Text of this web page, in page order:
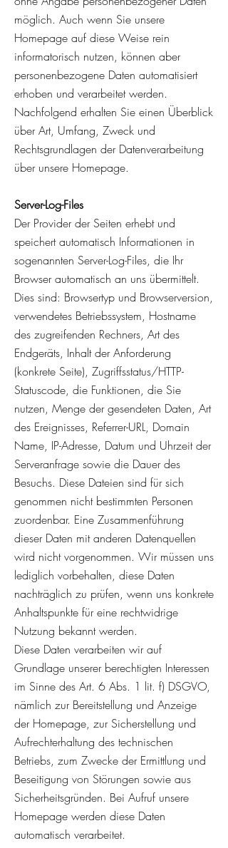
möglich. Auch wenn Sie unsere
Homepage auf diese Weise rein
informatorisch nutzen, können aber
personenbezogene Daten automatisiert
erhoben und verarbeitet werden.
Nachfolgend erhalten Sie einen Überblick
über Art, Umfang, Zweck und
Rechtsgrundlagen der Datenverarbeitung
über unsere Homepage.
Server-Log-Files
Der Provider der Seiten erhebt und
speichert automatisch Informationen in
sogenannten Server-Log-Files, die Ihr
Browser automatisch an uns übermittelt.
Dies sind: Browsertyp und Browserversion,
verwendetes Betriebssystem, Hostname
des zugreifenden Rechners, Art des
Endgeräts, Inhalt der Anforderung
(konkrete Seite), Zugriffsstatus/HTTP-
Statuscode, die Funktionen, die Sie
nutzen, Menge der gesendeten Daten, Art
des Ereignisses, Referrer-URL, Domain
Name, IP-Adresse, Datum und Uhrzeit der
Serveranfrage sowie die Dauer des
Besuchs. Diese Dateien sind für sich
genommen nicht bestimmten Personen
zuordenbar. Eine Zusammenführung
dieser Daten mit anderen Datenquellen
wird nicht vorgenommen. Wir müssen uns
lediglich vorbehalten, diese Daten
nachträglich zu prüfen, wenn uns konkrete
Anhaltspunkte für eine rechtwidrige
Nutzung bekannt werden.
Diese Daten verarbeiten wir auf
Grundlage unserer berechtigten Interessen
im Sinne des Art. 6 Abs. 1 lit. f) DSGVO,
nämlich zur Bereitstellung und Anzeige
der Homepage, zur Sicherstellung und
Aufrechterhaltung des technischen
Betriebs, zum Zwecke der Ermittlung und
Beseitigung von Störungen sowie aus
Sicherheitsgründen. Bei Aufruf unsere
Homepage werden diese Daten
automatisch verarbeitet.